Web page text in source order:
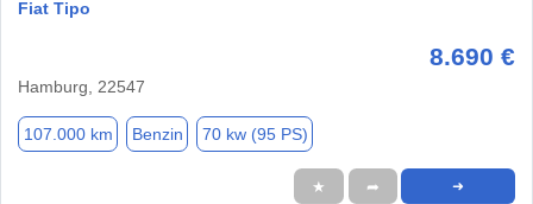
Fiat Tipo
8.690 €
Hamburg, 22547
107.000 km Benzin 70 kw (95 PS)
★ ➦ ➜